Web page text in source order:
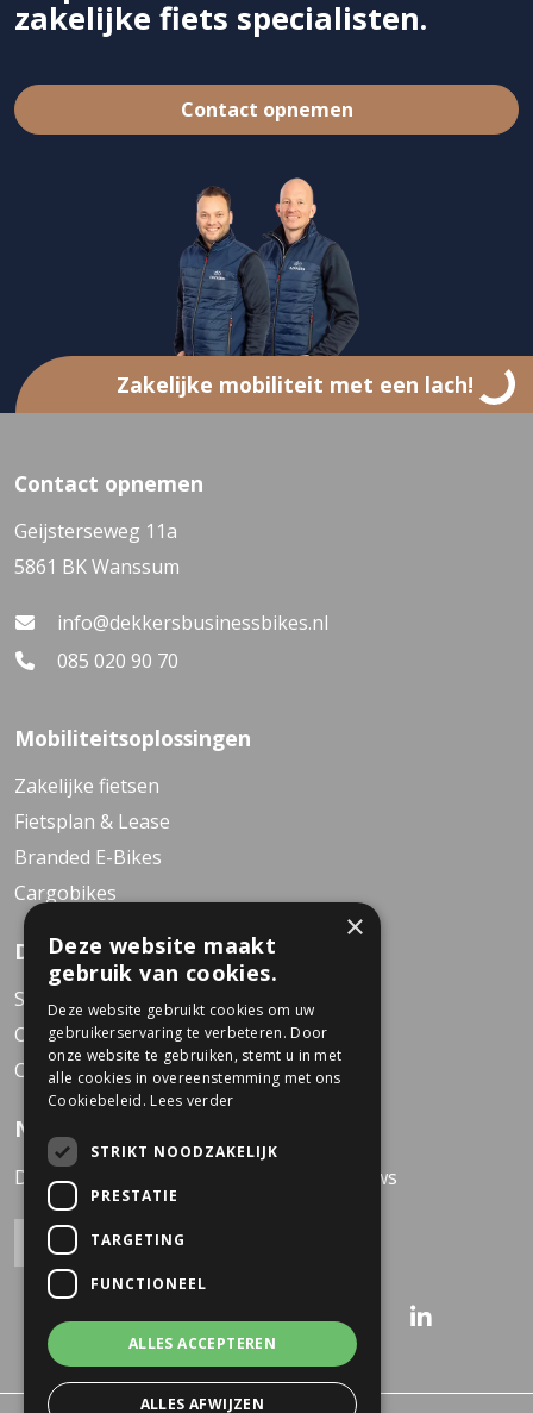
zakelijke fiets specialisten.
Contact opnemen
Zakelijke mobiliteit met een lach!
Contact opnemen
Geijsterseweg 11a
5861 BK Wanssum
info@dekkersbusinessbikes.nl
085 020 90 70
Mobiliteitsoplossingen
Zakelijke fietsen
Fietsplan & Lease
Branded E-Bikes
Cargobikes
Dekkers Business Bikes
Service Center
Over Dekkers
Contact
Nieuwsbrief
Direct op de hoogte van het laatste nieuws
×
Deze website maakt
gebruik van cookies.
Deze website gebruikt cookies om uw
gebruikerservaring te verbeteren. Door
onze website te gebruiken, stemt u in met
alle cookies in overeenstemming met ons
Cookiebeleid. Lees verder
STRIKT NOODZAKELIJK
PRESTATIE
TARGETING
FUNCTIONEEL
ALLES ACCEPTEREN
ALLES AFWIJZEN